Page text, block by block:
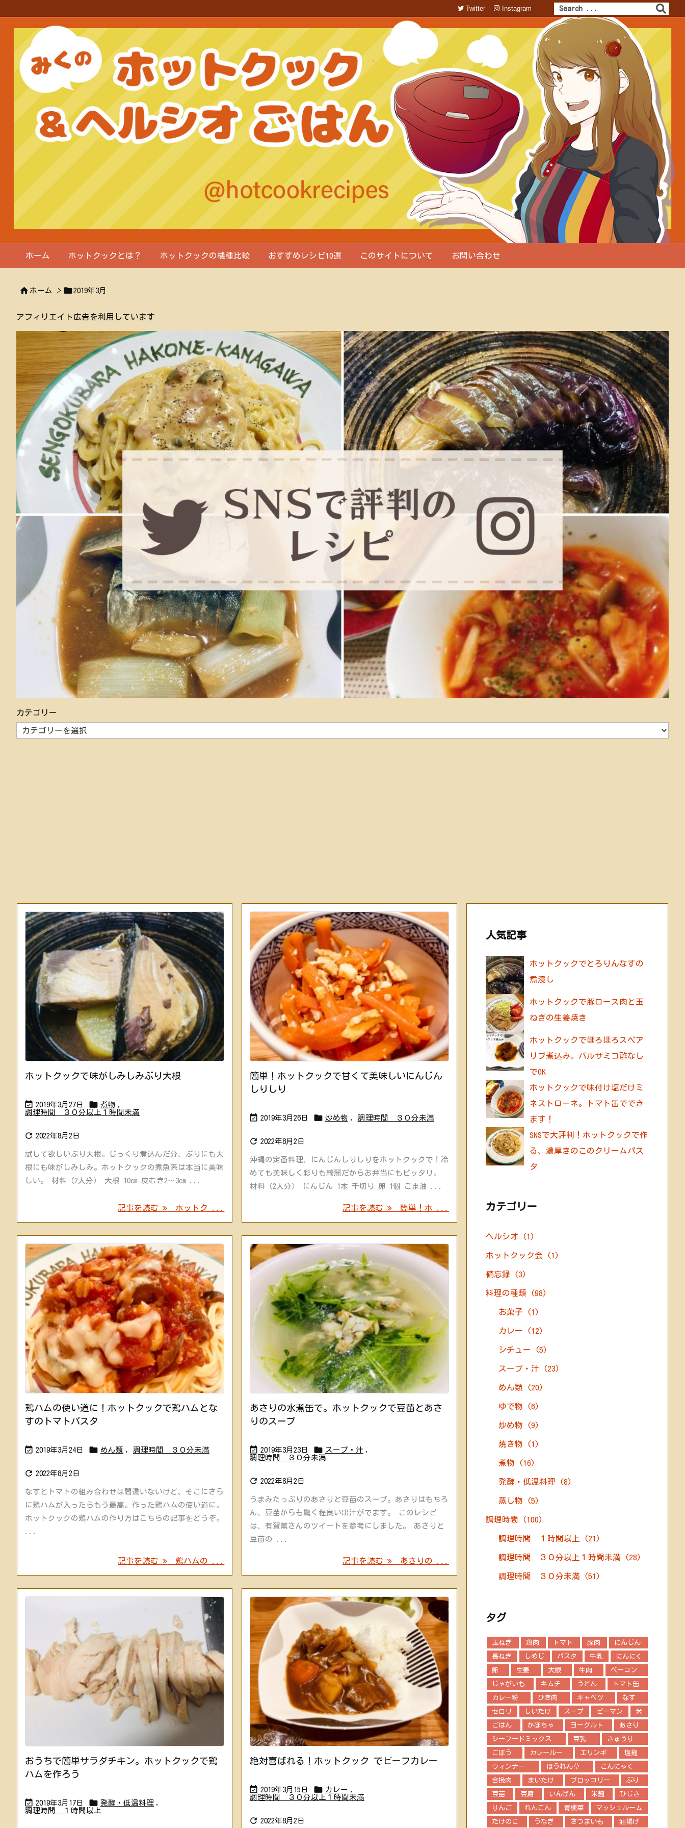
ホーム ホットクックとは？ ホットクックの機種比較 おすすめレシピ10選 このサイトについて お問い合わせ
Twitter Instagram
 ホーム > 2019年3月
アフィリエイト広告を利用しています
カテゴリー
テ
ホットクックで味がしみしみぶり大根
 2019年3月27日  煮物 ,
調理時間 ３０分以上１時間未満
 2022年8月2日
試して欲しいぶり大根。じっくり煮込んだ分、ぶりにも大
根にも味がしみしみ。ホットクックの煮魚系は本当に美味
しい。 材料（2人分） 大根 10cm 皮むき2〜3cm ...
記事を読む ホットク ...
簡単！ホットクックで甘くて美味しいにんじん
しりしり
 2019年3月26日  炒め物 , 調理時間 ３０分未満
 2022年8月2日
沖縄の定番料理、にんじんしりしりをホットクックで！冷
めても美味しく彩りも綺麗だからお弁当にもピッタリ。
材料（2人分） にんじん 1本 千切り 卵 1個 ごま油 ...
記事を読む 簡単！ホ ...
鶏ハムの使い道に！ホットクックで鶏ハムとな
すのトマトパスタ
 2019年3月24日  めん類 , 調理時間 ３０分未満
 2022年8月2日
なすとトマトの組み合わせは間違いないけど、そこにさら
に鶏ハムが入ったらもう最高。作った鶏ハムの使い道に。
ホットクックの鶏ハムの作り方はこちらの記事をどうぞ。
...
記事を読む 鶏ハムの ...
あさりの水煮缶で。ホットクックで豆苗とあさ
りのスープ
 2019年3月23日  スープ・汁 ,
調理時間 ３０分未満
 2022年8月2日
うまみたっぷりのあさりと豆苗のスープ。あさりはもちろ
ん、豆苗からも驚く程良い出汁がでます。 このレシピ
は、有賀薫さんのツイートを参考にしました。 あさりと
豆苗の ...
記事を読む あさりの ...
おうちで簡単サラダチキン。ホットクックで鶏
ハムを作ろう
 2019年3月17日  発酵・低温料理 ,
調理時間 １時間以上
絶対喜ばれる！ホットクック でビーフカレー
 2019年3月15日  カレー ,
調理時間 ３０分以上１時間未満
 2022年8月2日
人気記事
ホットクックでとろりんなすの
煮浸し
ホットクックで豚ロース肉と玉
ねぎの生姜焼き
ホットクックでほろほろスペア
リブ煮込み。バルサミコ酢なし
でOK
ホットクックで味付け塩だけミ
ネストローネ。トマト缶ででき
ます！
SNSで大評判！ホットクックで作
る、濃厚きのこのクリームパス
タ
カテゴリー
ヘルシオ (1)
ホットクック会 (1)
備忘録 (3)
料理の種類 (98)
お菓子 (1)
カレー (12)
シチュー (5)
スープ・汁 (23)
めん類 (20)
ゆで物 (6)
炒め物 (9)
焼き物 (1)
煮物 (16)
発酵・低温料理 (8)
蒸し物 (5)
調理時間 (100)
調理時間 １時間以上 (21)
調理時間 ３０分以上１時間未満 (28)
調理時間 ３０分未満 (51)
タグ
玉ねぎ 鶏肉 トマト 豚肉 にんじん
長ねぎ しめじ パスタ 牛乳 にんにく
卵 生姜 大根 牛肉 ベーコン
じゃがいも キムチ うどん トマト缶
カレー粉 ひき肉 キャベツ なす
セロリ しいたけ スープ ピーマン 米
ごはん かぼちゃ ヨーグルト あさり
シーフードミックス 豆乳 きゅうり
ごぼう カレールー エリンギ 塩麹
ウィンナー ほうれん草 こんにゃく
合挽肉 まいたけ ブロッコリー ぶり
豆苗 豆腐 いんげん 米麹 ひじき
りんご れんこん 青梗菜 マッシュルーム
たけのこ うなぎ さつまいも 油揚げ